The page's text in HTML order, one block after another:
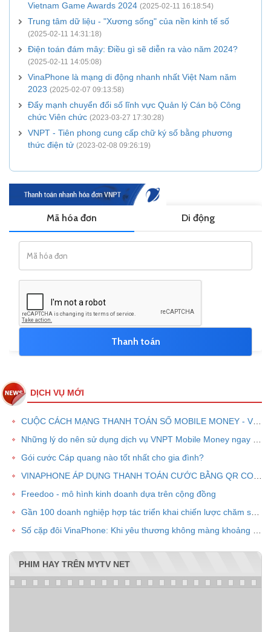
Vietnam Game Awards 2024 (2025-02-11 16:18:54)
Trung tâm dữ liệu - "Xương sống" của nền kinh tế số
(2025-02-11 14:31:18)
Điện toán đám mây: Điều gì sẽ diễn ra vào năm 2024?
(2025-02-11 14:05:08)
VinaPhone là mạng di động nhanh nhất Việt Nam năm
2023 (2025-02-07 09:13:58)
Đẩy mạnh chuyển đổi số lĩnh vực Quản lý Cán bộ Công
chức Viên chức (2023-03-27 17:30:28)
VNPT - Tiên phong cung cấp chữ ký số bằng phương
thức điện tử (2023-02-08 09:26:19)
DỊCH VỤ MỚI
Gói cước Cáp quang nào tốt nhất cho gia đình?
Freedoo - mô hình kinh doanh dựa trên cộng đồng
PHIM HAY TRÊN MYTV NET